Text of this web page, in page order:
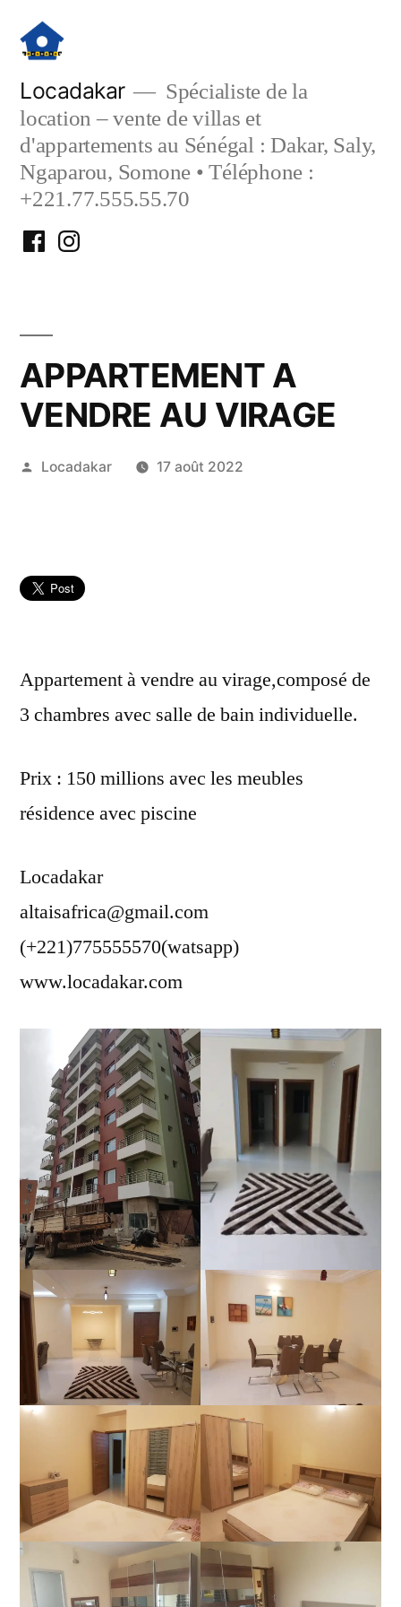
contenu
Locadakar
Spécialiste de la
location – vente de villas et
d'appartements au Sénégal : Dakar, Saly,
Ngaparou, Somone • Téléphone :
+221.77.555.55.70
FacebookInstagram
APPARTEMENT A
VENDRE AU VIRAGE
Publié
Locadakar 17 août 2022
Appartement à vendre au virage,composé de
3 chambres avec salle de bain individuelle.
Prix : 150 millions avec les meubles
résidence avec piscine
Locadakar
altaisafrica@gmail.com
(+221)775555570(watsapp)
www.locadakar.com